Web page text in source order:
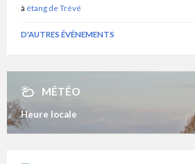
à étang de Trévé
D'AUTRES ÉVÉNEMENTS
MÉTÉO
Heure locale